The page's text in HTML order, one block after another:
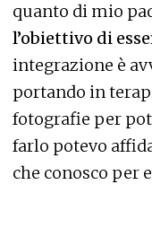
quanto di mio
l’obiettivo di
integrazione è
portando in
fotografie per
farlo potevo
che conosco per